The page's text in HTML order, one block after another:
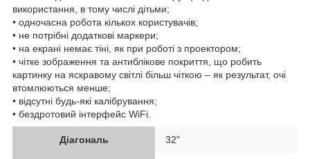
використання, в тому числі дітьми;
• одночасна робота кількох користувачів;
• не потрібні додаткові маркери;
• на екрані немає тіні, як при роботі з проектором;
• чітке зображення та антиблікове покриття, що робить
картинку на яскравому світлі більш чіткою – як результат, очі
втомлюються менше;
• відсутні будь-які калібрування;
• бездротовий інтерфейс WiFi.
Діагональ 32"